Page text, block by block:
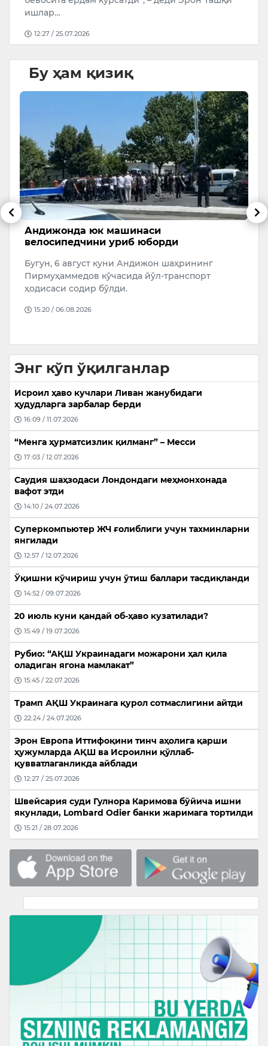
ишлар…
12:27 / 25.07.2026
Бу ҳам қизиқ
Андижонда юк машинаси
велосипедчини уриб юборди
Бугун, 6 август куни Андижон шаҳрининг
Пирмуҳаммедов кўчасида йўл-транспорт
ҳодисаси содир бўлди.
15:20 / 06.08.2026
Энг кўп ўқилганлар
Исроил ҳаво кучлари Ливан жанубидаги
ҳудудларга зарбалар берди
16:09 / 11.07.2026
“Менга ҳурматсизлик қилманг” – Месси
17:03 / 12.07.2026
Саудия шаҳзодаси Лондондаги меҳмонхонада
вафот этди
14:10 / 24.07.2026
Суперкомпьютер ЖЧ ғолиблиги учун тахминларни
янгилади
12:57 / 12.07.2026
Ўқишни кўчириш учун ўтиш баллари тасдиқланди
14:52 / 09.07.2026
20 июль куни қандай об-ҳаво кузатилади?
15:49 / 19.07.2026
Рубио: “АҚШ Украинадаги можарони ҳал қила
оладиган ягона мамлакат”
15:45 / 22.07.2026
Трамп АҚШ Украинага қурол сотмаслигини айтди
22:24 / 24.07.2026
Эрон Европа Иттифоқини тинч аҳолига қарши
ҳужумларда АҚШ ва Исроилни қўллаб-
қувватлаганликда айблади
12:27 / 25.07.2026
Швейсария суди Гулнора Каримова бўйича ишни
якунлади, Lombard Odier банки жаримага тортилди
15:21 / 28.07.2026